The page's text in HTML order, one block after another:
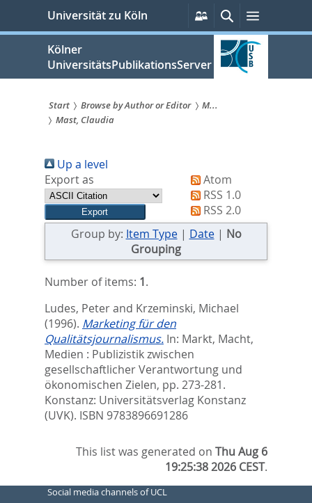
springen
Universität zu Köln
Persönliche
Services
SucheMenü
Kölner
UniversitätsPublikationsServer
Sie
sind
hier:
Start Browse by Author or Editor
M...
Mast, Claudia
Up a level
Export as
Atom
RSS 1.0
RSS 2.0
Group by: Item Type| Date| No
Grouping
Number of items: 1.
Ludes, Peterand Krzeminski, Michael
(1996). Marketing für den
Qualitätsjournalismus. In: Markt, Macht,
Medien : Publizistik zwischen
gesellschaftlicher Verantwortung und
ökonomischen Zielen, pp. 273-281.
Konstanz: Universitätsverlag Konstanz
(UVK). ISBN 9783896691286
This list was generated onThu Aug 6
19:25:38 2026 CEST.
Social media channels of UCL